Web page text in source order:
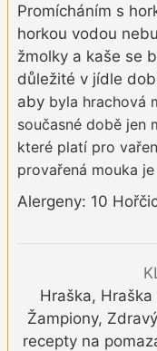
Promícháním s
horkou vodou
žmolky a kaše se
důležité v jídle
aby byla hrachová
současné době jen
které platí pro
provařená mouka
Alergeny: 10
Hraška,
Žampiony,
recepty na